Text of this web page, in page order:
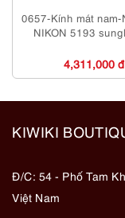
0657-Kính mát nam-
NIKON 5193
4,311,000 đ
KIWIKI
Đ/C: 54 - Phố Tam
Việt Nam